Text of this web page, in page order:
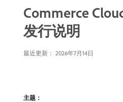
Commerce
发行说明
最近更新： 2026年7月14日
主题：